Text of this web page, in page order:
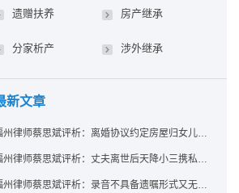
遗赠扶养 房产继承
分家析产 涉外继承
新文章
福州律师蔡思斌评析：离婚协议约定房屋归女儿所有，父亲去世后继母能否拒绝过户？
福州律师蔡思斌评析：丈夫离世后天降小三携私生子争遗产，法院正义判决保住原配80%份额！
福州律师蔡思斌评析：录音不具备遗嘱形式又无法证明赠与意愿——法院：按法定继承处理